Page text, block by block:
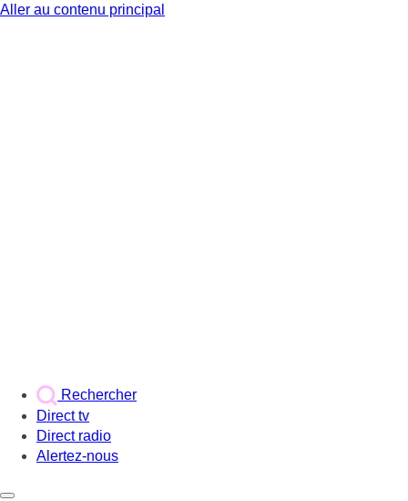
Aller au contenu principal
Rechercher
Direct tv
Direct radio
Alertez-nous